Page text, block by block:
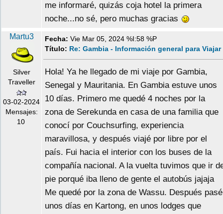
me informaré, quizás coja hotel la primera
noche...no sé, pero muchas gracias
Martu3
Silver
Traveller
03-02-2024
Mensajes:
10
Fecha: Vie Mar 05, 2024 %I:58 %P
Título: Re: Gambia - Información general para Viajar
Hola! Ya he llegado de mi viaje por Gambia,
Senegal y Mauritania. En Gambia estuve unos
10 días. Primero me quedé 4 noches por la
zona de Serekunda en casa de una familia que
conocí por Couchsurfing, experiencia
maravillosa, y después viajé por libre por el
país. Fui hacia el interior con los buses de la
compañía nacional. A la vuelta tuvimos que ir
pie porqué iba lleno de gente el autobús jajaja
Me quedé por la zona de Wassu. Después pasé
unos días en Kartong, en unos lodges que